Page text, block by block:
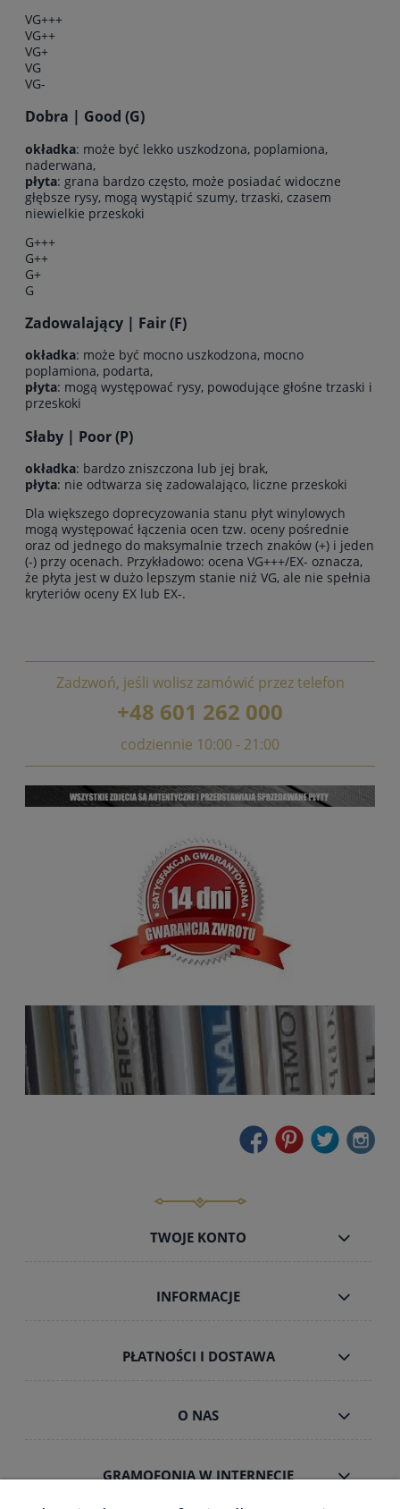
VG+++
VG++
VG+
VG
VG-
Dobra | Good (G)
okładka: może być lekko uszkodzona, poplamiona,
naderwana,
płyta: grana bardzo często, może posiadać widoczne
głębsze rysy, mogą wystąpić szumy, trzaski, czasem
niewielkie przeskoki
G+++
G++
G+
G
Zadowalający | Fair (F)
okładka: może być mocno uszkodzona, mocno
poplamiona, podarta,
płyta: mogą występować rysy, powodujące głośne trzaski i
przeskoki
Słaby | Poor (P)
okładka: bardzo zniszczona lub jej brak,
płyta: nie odtwarza się zadowalająco, liczne przeskoki
Dla większego doprecyzowania stanu płyt winylowych
mogą występować łączenia ocen tzw. oceny pośrednie
oraz od jednego do maksymalnie trzech znaków (+) i jeden
(-) przy ocenach. Przykładowo: ocena VG+++/EX- oznacza,
że płyta jest w dużo lepszym stanie niż VG, ale nie spełnia
kryteriów oceny EX lub EX-.
Zadzwoń, jeśli wolisz zamówić przez telefon
+48 601 262 000
codziennie 10:00 - 21:00
TWOJE KONTO
INFORMACJE
PŁATNOŚCI I DOSTAWA
O NAS
GRAMOFONIA W INTERNECIE